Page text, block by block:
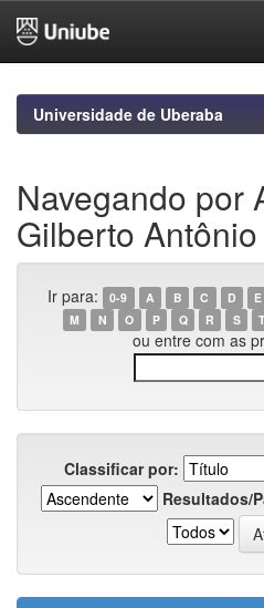
navigationUniversidade de Uberaba
Navegando por
Gilberto Antônio
Ir para: 0-9 A B C D E
M
N O P Q R S
ou entre com as
Classificar por:
Resultados/